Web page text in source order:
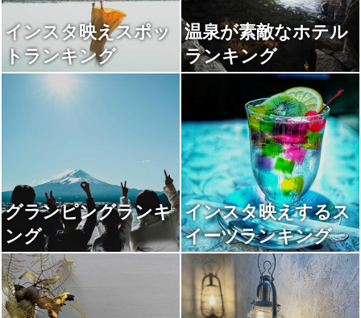
インスタ映えスポッ
トランキング
温泉が素敵なホテル
ランキング
グランピングランキ
ング
インスタ映えするス
イーツランキング